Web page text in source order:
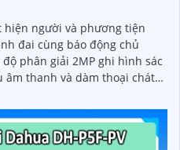
hiện người và phương tiện
đai cùng báo động chủ
âm thanh và dàm thoại chát